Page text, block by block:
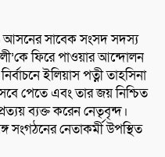
আসনের সাবেক সংসদ সদস্য
ফিরে পাওয়ার আন্দোলন
ইলিয়াস পত্নী তাহসিনা
পেতে এবং তার জয় নিশ্চিত
ব্যক্ত করেন নেতৃবৃন্দ।
সংগঠনের নেতাকর্মী উপস্থিত